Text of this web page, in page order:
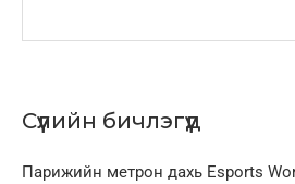
Сүүлийн бичлэгүүд
Парижийн метрон дахь Esports